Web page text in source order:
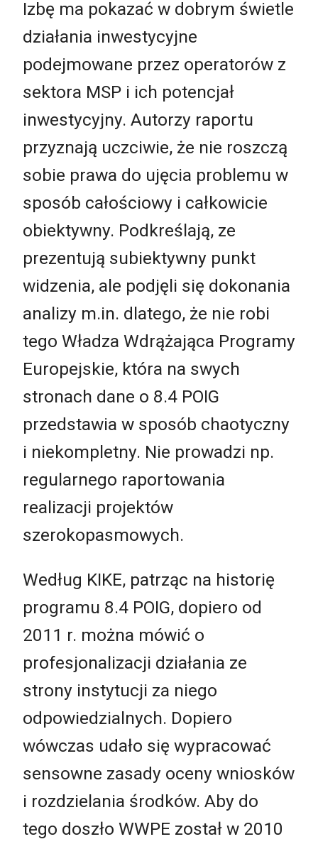
Izbę ma pokazać w dobrym świetle
działania inwestycyjne
podejmowane przez operatorów z
sektora MSP i ich potencjał
inwestycyjny. Autorzy raportu
przyznają uczciwie, że nie roszczą
sobie prawa do ujęcia problemu w
sposób całościowy i całkowicie
obiektywny. Podkreślają, ze
prezentują subiektywny punkt
widzenia, ale podjęli się dokonania
analizy m.in. dlatego, że nie robi
tego Władza Wdrążająca Programy
Europejskie, która na swych
stronach dane o 8.4 POIG
przedstawia w sposób chaotyczny
i niekompletny. Nie prowadzi np.
regularnego raportowania
realizacji projektów
szerokopasmowych.
Według KIKE, patrząc na historię
programu 8.4 POIG, dopiero od
2011 r. można mówić o
profesjonalizacji działania ze
strony instytucji za niego
odpowiedzialnych. Dopiero
wówczas udało się wypracować
sensowne zasady oceny wniosków
i rozdzielania środków. Aby do
tego doszło WWPE został w 2010